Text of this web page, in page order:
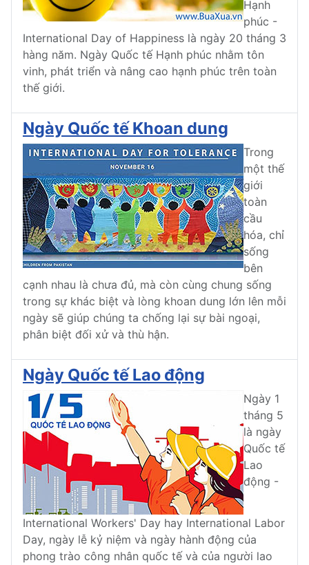
Hạnh
phúc -
International Day of Happiness là ngày 20 tháng 3
hàng năm. Ngày Quốc tế Hạnh phúc nhằm tôn
vinh, phát triển và nâng cao hạnh phúc trên toàn
thế giới.
Ngày Quốc tế Khoan dung
Trong
một thế
giới
toàn
cầu
hóa, chỉ
sống
bên
cạnh nhau là chưa đủ, mà còn cùng chung sống
trong sự khác biệt và lòng khoan dung lớn lên mỗi
ngày sẽ giúp chúng ta chống lại sự bài ngoại,
phân biệt đối xử và thù hận.
Ngày Quốc tế Lao động
Ngày 1
tháng 5
là ngày
Quốc tế
Lao
động -
International Workers' Day hay International Labor
Day, ngày lễ kỷ niệm và ngày hành động của
phong trào công nhân quốc tế và của người lao